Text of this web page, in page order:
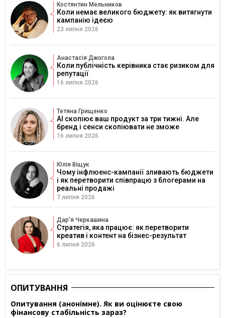
Костянтин Мельников
Коли немає великого бюджету: як витягнути
кампанію ідеєю
23 липня 2026
Анастасія Джогола
Коли публічність керівника стає ризиком для
репутації
16 липня 2026
Тетяна Грищенко
AI скопіює ваш продукт за три тижні. Але
бренд і сенси скопіювати не зможе
16 липня 2026
Юлія Віщук
Чому інфлюенс-кампанії зливають бюджети
і як перетворити співпрацю з блогерами на
реальні продажі
7 липня 2026
Дарʼя Черкашина
Стратегія, яка працює: як перетворити
креатив і контент на бізнес-результат
6 липня 2026
ОПИТУВАННЯ
Опитування (анонімне). Як ви оцінюєте свою
фінансову стабільність зараз?